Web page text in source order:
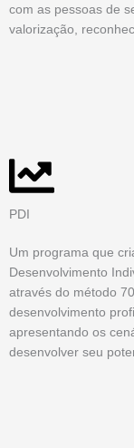
com as pessoas de
valorização,
PDI
Um programa que
Desenvolvimento
através do método
desenvolvimento
apresentando os
desenvolver seu